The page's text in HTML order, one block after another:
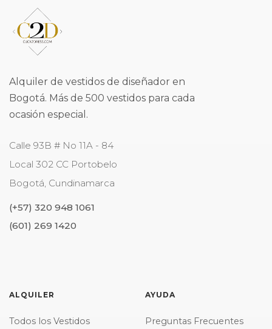
Alquiler de vestidos de diseñador en
Bogotá. Más de 500 vestidos para cada
ocasión especial.
Calle 93B # No 11A - 84
Local 302 CC Portobelo
Bogotá, Cundinamarca
(+57) 320 948 1061
(601) 269 1420
ALQUILER
Todos los Vestidos
AYUDA
Preguntas Frecuentes